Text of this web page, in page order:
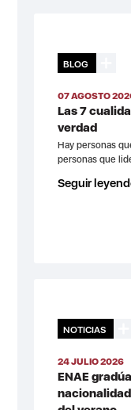
BLOG
07 AGOSTO
Las 7
verdad
Hay personas
personas que
Seguir
NOTICIAS
24 JULIO 2026
ENAE